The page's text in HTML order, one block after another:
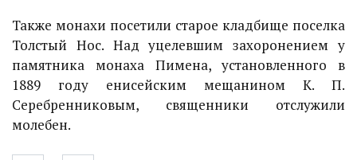
Также монахи посетили старое кладбище поселка
Толстый Нос. Над уцелевшим захоронением у
памятника монаха Пимена, установленного в
1889 году енисейским мещанином К. П.
Серебренниковым, священники отслужили
молебен.